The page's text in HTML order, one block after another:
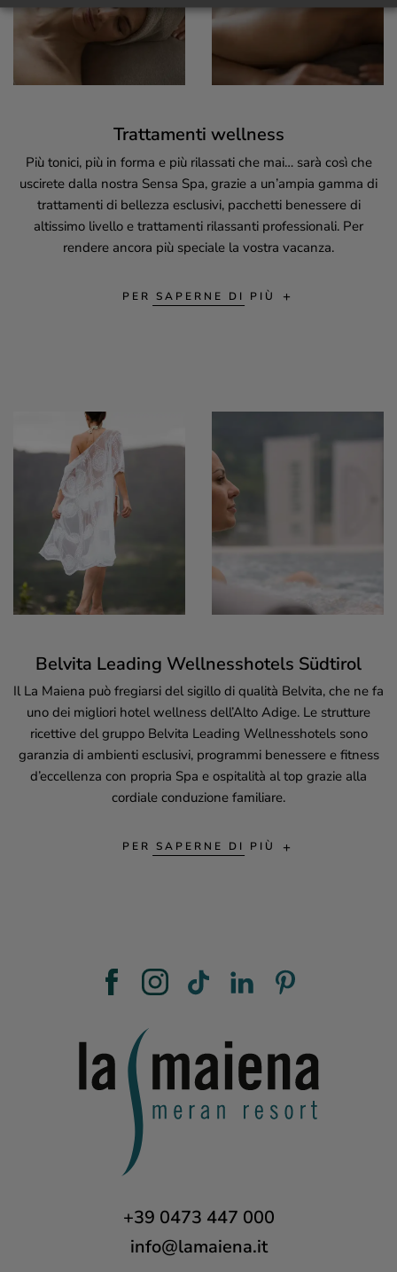
Trattamenti wellness
Più tonici, più in forma e più rilassati che mai… sarà così che
uscirete dalla nostra Sensa Spa, grazie a un’ampia gamma di
trattamenti di bellezza esclusivi, pacchetti benessere di
altissimo livello e trattamenti rilassanti professionali. Per
rendere ancora più speciale la vostra vacanza.
PER SAPERNE DI PIÙ
Belvita Leading Wellnesshotels Südtirol
Il La Maiena può fregiarsi del sigillo di qualità Belvita, che ne fa
uno dei migliori hotel wellness dell’Alto Adige. Le strutture
ricettive del gruppo Belvita Leading Wellnesshotels sono
garanzia di ambienti esclusivi, programmi benessere e fitness
d’eccellenza con propria Spa e ospitalità al top grazie alla
cordiale conduzione familiare.
PER SAPERNE DI PIÙ
+39 0473 447 000
info@lamaiena.it